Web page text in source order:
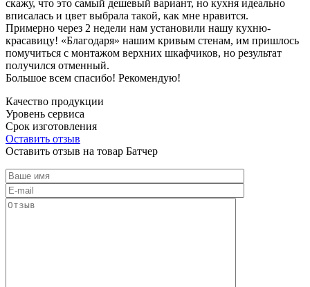
скажу, что это самый дешевый вариант, но кухня идеально
вписалась и цвет выбрала такой, как мне нравится.
Примерно через 2 недели нам установили нашу кухню-
красавицу! «Благодаря» нашим кривым стенам, им пришлось
помучиться с монтажом верхних шкафчиков, но результат
получился отменный.
Большое всем спасибо! Рекомендую!
Качество продукции
Уровень сервиса
Срок изготовления
Оставить отзыв
Оставить отзыв на товар Батчер